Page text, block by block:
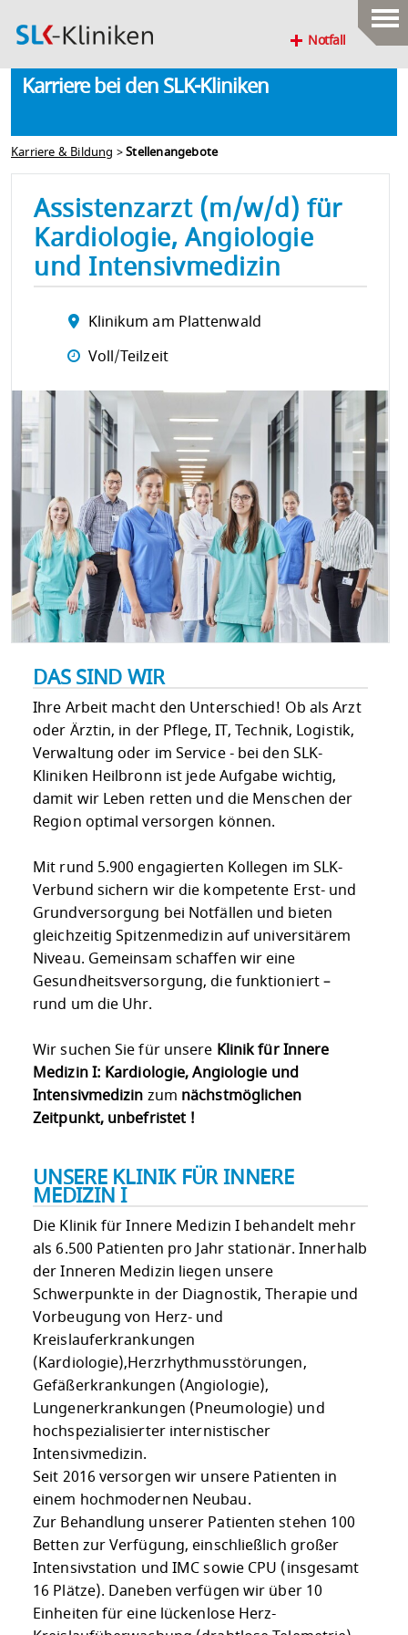
Notfall
Karriere bei den SLK-Kliniken
Karriere & Bildung >Stellenangebote
Assistenzarzt (m/w/d) für
Kardiologie, Angiologie
und Intensivmedizin
Klinikum am Plattenwald
Voll/Teilzeit
DAS SIND WIR
Ihre Arbeit macht den Unterschied! Ob als Arzt
oder Ärztin, in der Pflege, IT, Technik, Logistik,
Verwaltung oder im Service - bei den SLK-
Kliniken Heilbronn ist jede Aufgabe wichtig,
damit wir Leben retten und die Menschen der
Region optimal versorgen können.
Mit rund 5.900 engagierten Kollegen im SLK-
Verbund sichern wir die kompetente Erst- und
Grundversorgung bei Notfällen und bieten
gleichzeitig Spitzenmedizin auf universitärem
Niveau. Gemeinsam schaffen wir eine
Gesundheitsversorgung, die funktioniert –
rund um die Uhr.
Wir suchen Sie für unsere Klinik für Innere
Medizin I: Kardiologie, Angiologie und
Intensivmedizin zum nächstmöglichen
Zeitpunkt, unbefristet !
UNSERE KLINIK FÜR INNERE
MEDIZIN I
Die Klinik für Innere Medizin I behandelt mehr
als 6.500 Patienten pro Jahr stationär. Innerhalb
der Inneren Medizin liegen unsere
Schwerpunkte in der Diagnostik, Therapie und
Vorbeugung von Herz- und
Kreislauferkrankungen
(Kardiologie),Herzrhythmusstörungen,
Gefäßerkrankungen (Angiologie),
Lungenerkrankungen (Pneumologie) und
hochspezialisierter internistischer
Intensivmedizin.
Seit 2016 versorgen wir unsere Patienten in
einem hochmodernen Neubau.
Zur Behandlung unserer Patienten stehen 100
Betten zur Verfügung, einschließlich großer
Intensivstation und IMC sowie CPU (insgesamt
16 Plätze). Daneben verfügen wir über 10
Einheiten für eine lückenlose Herz-